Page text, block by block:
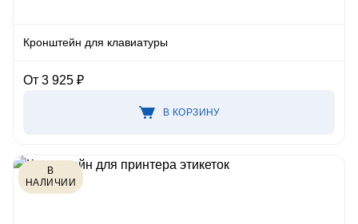
Кронштейн для клавиатуры
От 3 925 ₽
В КОРЗИНУ
В
НАЛИЧИИ